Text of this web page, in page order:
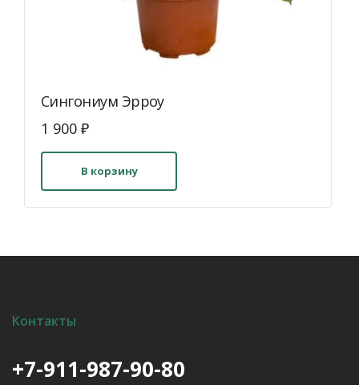
Сингониум Эрроу
1 900 ₽
В корзину
Контакты
+7-911-987-90-80